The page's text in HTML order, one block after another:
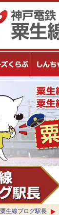
粟生線ブログ駅長